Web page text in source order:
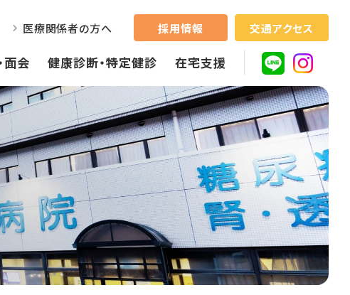
医療関係者の方へ 採用情報 交通アクセス
面会 健康診断・特定健診 在宅支援